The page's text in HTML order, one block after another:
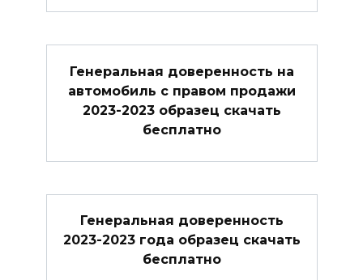
Генеральная доверенность на
автомобиль с правом продажи
2023-2023 образец скачать
бесплатно
Генеральная доверенность
2023-2023 года образец скачать
бесплатно